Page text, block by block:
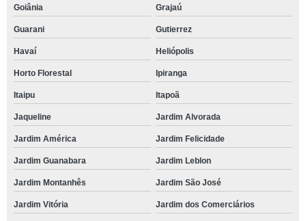
Goiânia Grajaú
Guarani Gutierrez
Havaí Heliópolis
Horto Florestal Ipiranga
Itaipu Itapoã
Jaqueline Jardim Alvorada
Jardim América Jardim Felicidade
Jardim Guanabara Jardim Leblon
Jardim Montanhês Jardim São José
Jardim Vitória Jardim dos Comerciários